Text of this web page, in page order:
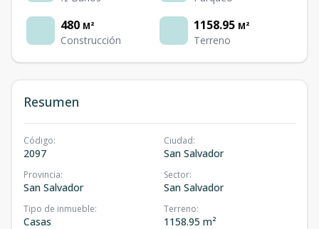
480 M²
Construcción
1158.95 M²
Terreno
Resumen
Código:
2097
Ciudad:
San Salvador
Provincia:
San Salvador
Sector:
San Salvador
Tipo de inmueble:
Casas
Terreno:
1158.95 m²